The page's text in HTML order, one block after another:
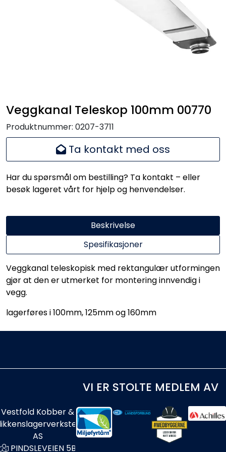
Veggkanal Teleskop 100mm 00770
Produktnummer: 0207-3711
Ta kontakt med oss
Har du spørsmål om bestilling? Ta kontakt – eller
besøk lageret vårt for hjelp og henvendelser.
Beskrivelse
Spesifikasjoner
Veggkanal teleskopisk med rektangulær utformingen
gjør at den er utmerket for montering innvendig i
vegg.
lagerføres i 100mm, 125mm og 160mm
VI ER STOLTE MEDLEM AV
Vestfold Kobber &
AS
PINDSLEVEIEN 5B